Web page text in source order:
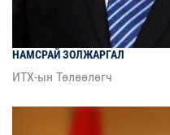
НАМСРАЙЗОЛЖАРГАЛ
ИТХ-ын Төлөөлөгч